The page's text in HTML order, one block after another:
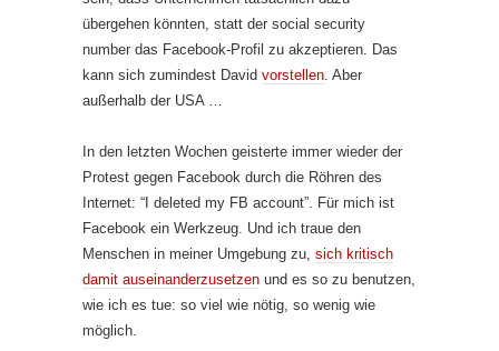
übergehen könnten, statt der social security
number das Facebook-Profil zu akzeptieren. Das
kann sich zumindest David vorstellen . Aber
außerhalb der USA …
In den letzten Wochen geisterte immer wieder der
Protest gegen Facebook durch die Röhren des
Internet: “I deleted my FB account”. Für mich ist
Facebook ein Werkzeug. Und ich traue den
Menschen in meiner Umgebung zu, sich kritisch
damit auseinanderzusetzen und es so zu benutzen,
wie ich es tue: so viel wie nötig, so wenig wie
möglich.